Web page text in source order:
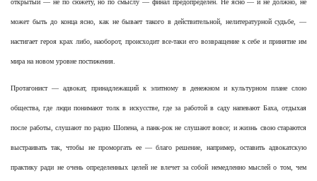
открытый — не по сюжету, но по смыслу — финал предопределен. Не ясно — и не должно, не
может быть до конца ясно, как не бывает такого в действительной, нелитературной судьбе, —
настигает героя крах либо, наоборот, происходит все-таки его возвращение к себе и принятие им
мира на новом уровне постижения.
Протагонист — адвокат, принадлежащий к элитному в денежном и культурном плане слою
общества, где люди понимают толк в искусстве, где за работой в саду напевают Баха, отдыхая
после работы, слушают по радио Шопена, а панк-рок не слушают вовсе; и жизнь свою стараются
выстраивать так, чтобы не проморгать ее — благо решение, например, оставить адвокатскую
практику ради не очень определенных целей не влечет за собой немедленно мыслей о том, чем